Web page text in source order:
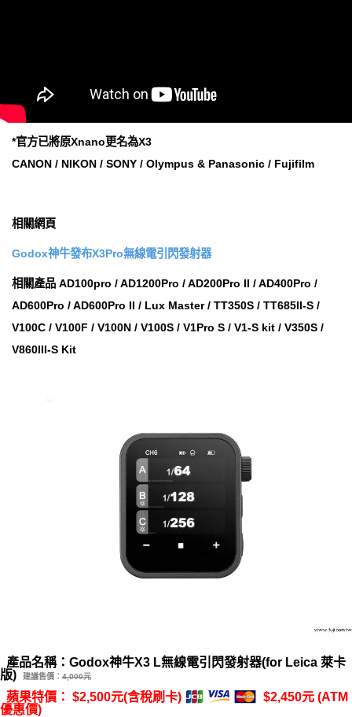
*官方已將原Xnano更名為X3
CANON / NIKON / SONY / Olympus & Panasonic / Fujifilm
相關網頁
Godox神牛發布X3Pro無線電引閃發射器
相關產品 AD100pro / AD1200Pro / AD200Pro II / AD400Pro /
AD600Pro / AD600Pro II / Lux Master / TT350S / TT685II-S /
V100C / V100F / V100N / V100S / V1Pro S / V1-S kit / V350S /
V860III-S Kit
產品名稱：Godox神牛X3 L無線電引閃發射器(for Leica 萊卡
版)
建議售價： 4,000元
蘋果特價： $2,500元(含稅刷卡)
$2,450元 (ATM
優惠價)